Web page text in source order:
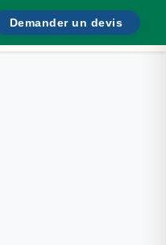
Demander un devis
/ Besoin d'aide?